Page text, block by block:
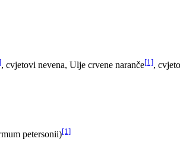
, cvjetovi nevena, Ulje crvene naranče[1],
petersonii)[1]